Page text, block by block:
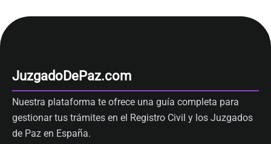
JuzgadoDePaz.com
Nuestra plataforma te ofrece una guía completa para
gestionar tus trámites en el Registro Civil y los Juzgados
de Paz en España.